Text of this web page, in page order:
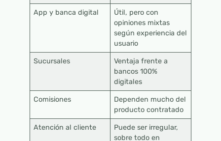
App y banca digital
Útil, pero con
opiniones mixtas
según experiencia del
usuario
Sucursales
Ventaja frente a
bancos 100%
digitales
Comisiones
Dependen mucho del
producto contratado
Atención al cliente
Puede ser irregular,
sobre todo en